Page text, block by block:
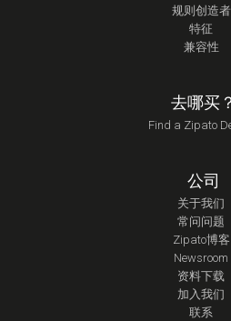
规则创造者
特征
兼容性
去哪买？
Find a Zipato
公司
关于我们
常问问题
Zipato博客
Newsroom
资料下载
加入我们
联系